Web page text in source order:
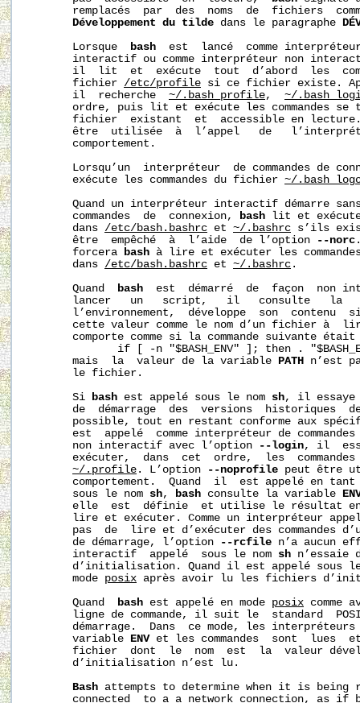
remplacés  par  des  noms  de  fichiers
Développement du tilde dans le paragraphe
       Lorsque
bash
est  lancé  comme
interactif ou comme interpréteur non
il  lit  et  exécute  tout  d’abord  les
       fichier
/etc/profile si ce fichier existe.
       il  recherche
~/.bash_profile, ~/
ordre, puis lit et exécute les commandes se
fichier  existant  et  accessible en
être  utilisée  à  l’appel   de
       comportement.
Lorsqu’un  interpréteur  de commandes de
       exécute les commandes du fichier
~/
Quand un interpréteur interactif démarre
       commandes  de  connexion,
bash lit et exécute
       dans
/etc/bash.bashrc et ~/.bashrc s’ils
       être  empêché  à  l’aide  de l’option
--norc
       forcera
bash à lire et exécuter les
       dans
/etc/bash.bashrc et ~/.bashrc .
       Quand
bash
est  démarré  de  façon  non
lancer   un   script,   il   consulte
l’environnement,  développe  son  contenu
cette valeur comme le nom d’un fichier à
comporte comme si la commande suivante était
if [ -n "$BASH_ENV" ]; then .
       mais  la  valeur de la variable
PATH
n’est
       le fichier.
       Si
bash est appelé sous le nom sh, il essaye
de  démarrage  des  versions  historiques
possible, tout en restant conforme aux
est  appelé  comme interpréteur de
       non interactif avec l’option
--login, il
exécuter,  dans  cet  ordre,  les
~/.profile . L’option --noprofile peut être
comportement.  Quand  il  est appelé en
       sous le nom
sh, bash consulte la variable
elle  est  définie  et utilise le résultat
lire et exécuter. Comme un interpréteur
pas  de  lire et d’exécuter des commandes
       de démarrage, l’option
--rcfile n’a aucun
       interactif  appelé  sous le nom
sh n’essaie
d’initialisation. Quand il est appelé sous
       mode
posix après avoir lu les fichiers
       Quand
bash est appelé en mode posix comme
ligne de commande, il suit le  standard
démarrage.  Dans  ce mode, les
       variable
ENV et les commandes  sont  lues
fichier  dont  le  nom  est  la  valeur
       d’initialisation n’est lu.
Bash attempts to determine when it is
connected  to a a network connection, as if